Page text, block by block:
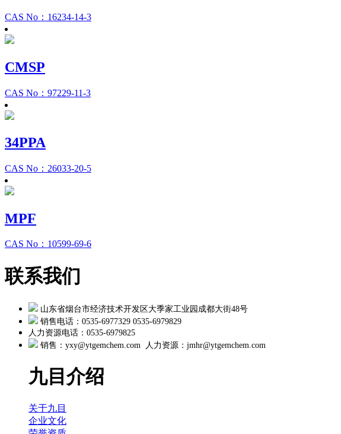
CAS No：16234-14-3
CMSP
CAS No：97229-11-3
34PPA
CAS No：26033-20-5
MPF
CAS No：10599-69-6
联系我们
山东省烟台市经济技术开发区大季家工业园成都大街48号
销售电话：0535-6977329 0535-6979829
人力资源电话：0535-6979825
销售：yxy@ytgemchem.com 人力资源： jmhr@ytgemchem.com
九目介绍
关于九目
企业文化